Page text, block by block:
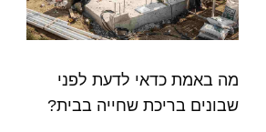
מה באמת כדאי לדעת לפני
שבונים בריכת שחייה בבית?